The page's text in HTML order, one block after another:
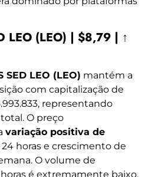
LEO (LEO) | $8,79 | ↑
SED LEO (LEO) mantém a
com capitalização de
representando
O preço
variação positiva de
horas e crescimento de
O volume de
é extremamente baixo,